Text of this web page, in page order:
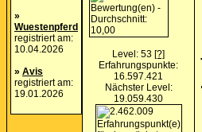
»
Wuestenpferd
registriert am:
10.04.2026
» Avis
registriert am:
19.01.2026
Level: 53 [?]
Erfahrungspunkte:
16.597.421
Nächster Level:
19.059.430